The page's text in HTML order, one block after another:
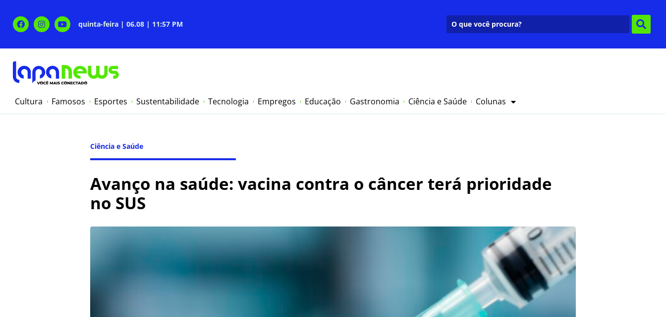
quinta-feira | 06.08 | 11:57 PM
Cultura Famosos Esportes Sustentabilidade Tecnologia Empregos Educação Gastronomia Ciência e Saúde Colunas
Ciência e Saúde
Avanço na saúde: vacina contra o câncer terá prioridade
no SUS